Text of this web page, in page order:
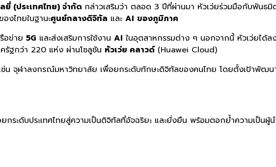
ยี่ (ประเทศไทย) จํากัด กล่าวเสริมว่า ตลอด 3 ปีที่ผ่านมา หัวเว่ยร่วมมือกับพันธมิ
งไทยในฐานะศูนย์กลางดิจิทัล และ AI ของภูมิภาค
อข่าย 5G และส่งเสริมการใช้งาน AI ในอุตสาหกรรมต่าง ๆ นอกจากนี้ หัวเว่ยได้
ฐกว่า 220 แห่ง ผ่านโซลูชัน หัวเว่ย คลาวด์(Huawei Cloud)
น จุฬาลงกรณ์มหาวิทยาลัย เพื่อยกระดับทักษะดิจิทัลของคนไทย โดยตั้งเป้าพัฒ
ระดับประเทศไทยสู่ความเป็นดิจิทัลที่อัจฉริยะ และยั่งยืน พร้อมตอกย้ำความเป็นผู้